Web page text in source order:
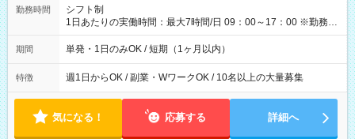
間】試用期間なし
勤務時間
シフト制
1日あたりの実働時間：最大7時間/日 09：00～17：00 ※勤務時
間は 試験により異なります。
期間 単発・1日のみOK / 短期（1ヶ月以内）
特徴 週1日からOK / 副業・WワークOK / 10名以上の大量募集
気になる！ 応募する 詳細へ